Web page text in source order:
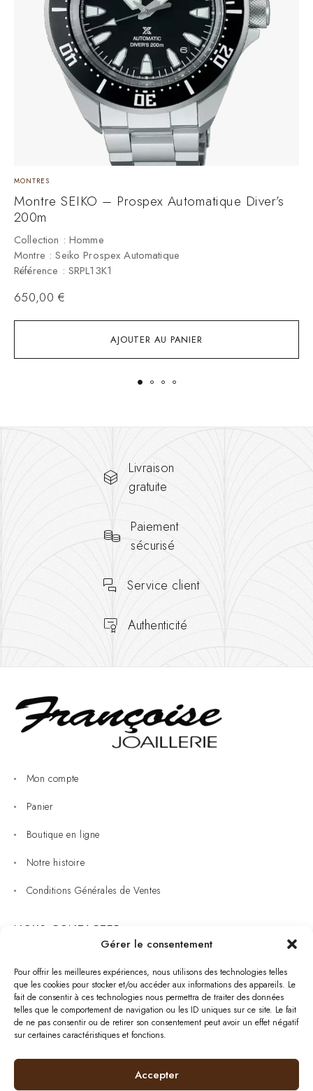
Gérer le consentement
Pour offrir les meilleures expériences, nous utilisons des technologies telles
que les cookies pour stocker et/ou accéder aux informations des appareils. Le
fait de consentir à ces technologies nous permettra de traiter des données
telles que le comportement de navigation ou les ID uniques sur ce site. Le fait
de ne pas consentir ou de retirer son consentement peut avoir un effet négatif
sur certaines caractéristiques et fonctions.
Accepter
AJOUTER AU PANIER
MONTRES
Montre SEIKO – Prospex Automatique Diver’s
200m
Collection : Homme
Montre : Seiko Prospex Automatique
Référence : SRPL13K1
650,00 €
Livraison
gratuite
Paiement
sécurisé
Service client
Authenticité
Mon compte
Panier
Boutique en ligne
Notre histoire
Conditions Générales de Ventes
NOUS CONTACTER
Bijouterie : 05 53 53 64 11
Mardi au Samedi: 09:00 - 19:00
bijouterie.lavergne@orange.fr